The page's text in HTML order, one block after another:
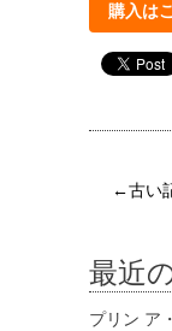
購入は
←古い
最近
プリン ア